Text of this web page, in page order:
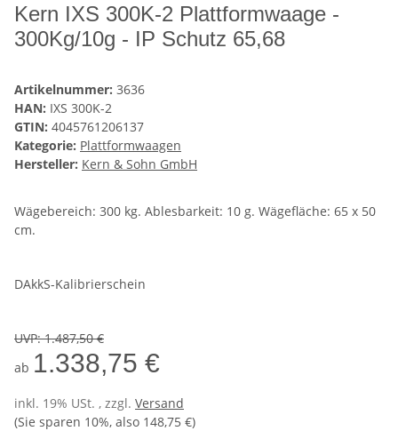
Kern IXS 300K-2 Plattformwaage -
300Kg/10g - IP Schutz 65,68
Artikelnummer: 3636
HAN: IXS 300K-2
GTIN: 4045761206137
Kategorie: Plattformwaagen
Hersteller: Kern & Sohn GmbH
Wägebereich: 300 kg. Ablesbarkeit: 10 g. Wägefläche: 65 x 50
cm.
DAkkS-Kalibrierschein
UVP:1.487,50 €
ab 1.338,75 €
inkl. 19% USt. , zzgl. Versand
(Sie sparen 10%, also 148,75 €)